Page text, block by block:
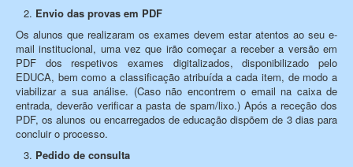
Envio das provas em PDF
Os alunos que realizaram os exames devem estar atentos ao seu e-
mail institucional, uma vez que irão começar a receber a versão em
PDF dos respetivos exames digitalizados, disponibilizado pelo
EDUCA, bem como a classificação atribuída a cada item, de modo a
viabilizar a sua análise. (Caso não encontrem o email na caixa de
entrada, deverão verificar a pasta de spam/lixo.) Após a receção dos
PDF, os alunos ou encarregados de educação dispõem de 3 dias para
concluir o processo.
Pedido de consulta